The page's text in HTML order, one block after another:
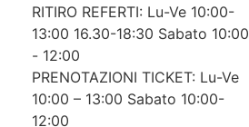
RITIRO REFERTI: Lu-Ve 10:00-
13:00 16.30-18:30 Sabato 10:00
- 12:00
PRENOTAZIONI TICKET: Lu-Ve
10:00 – 13:00 Sabato 10:00-
12:00